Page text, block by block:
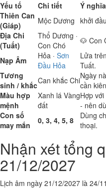
Yếu tố
Chi tiết
Ý
Thiên Can
(Giáp)
Mộc Dương khởi
Địa Chi
(Tuất)
Thổ Dương ·
Con Chó
🐶 Con
Nạp Âm
Hỏa · Sơn
Đầu Hỏa
Lửa
Tuất.
Tương
sinh / khắcCan khắc ChiNgày
cần
Màu hợp
mệnh
Xanh lá Vàng
đất
Hợp
- nên
Con số
may mắn
0, 3, 4, 5, 8
Dùng
thoại.
Nhận xét tổng
21/12/2027
Lịch âm ngày 21/12/2027 là 24/